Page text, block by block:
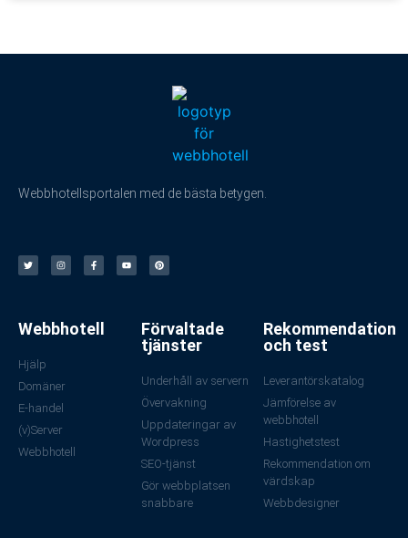
Webbhotellsportalen med de bästa betygen.
Webbhotell
Hjälp
Domäner
E-handel
(v)Server
Webbhotell
Förvaltade
tjänster
Underhåll av servern
Övervakning
Uppdateringar av
Wordpress
SEO-tjänst
Gör webbplatsen
snabbare
Rekommendation
och test
Leverantörskatalog
Jämförelse av
webbhotell
Hastighetstest
Rekommendation om
värdskap
Webbdesigner